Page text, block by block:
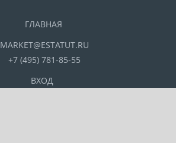
ГЛАВНАЯ
MARKET@ESTATUT.RU
+7 (495) 781-85-55
ВХОД